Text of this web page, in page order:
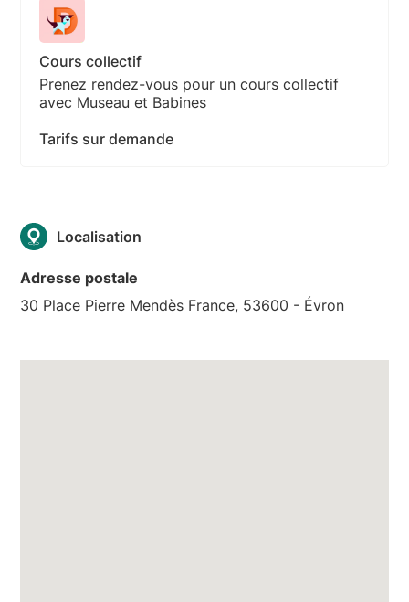
Cours collectif
Prenez rendez-vous pour un cours collectif
avec Museau et Babines
Tarifs sur demande
Localisation
Adresse postale
30 Place Pierre Mendès France, 53600 - Évron